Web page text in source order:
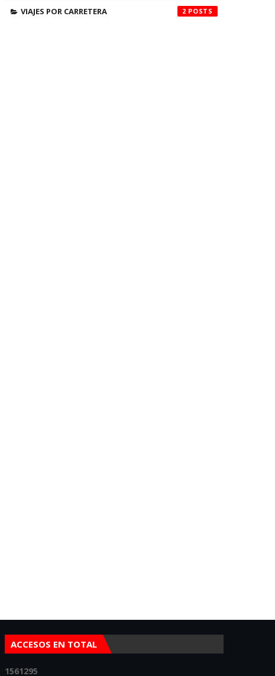
VIAJES POR CARRETERA 2
ACCESOS EN TOTAL
1561295